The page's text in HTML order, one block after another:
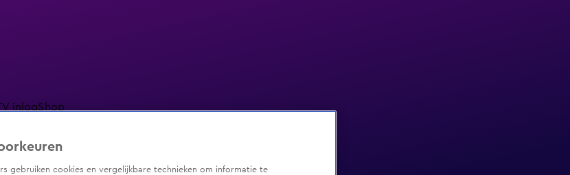
inlogShop
gebruiken cookies en vergelijkbare technieken om informatie te